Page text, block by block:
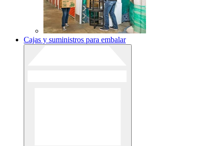
Cajas y suministros para embalar